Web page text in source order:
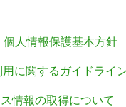
個人情報保護基本方針
に関するガイドライ
情報の取得について